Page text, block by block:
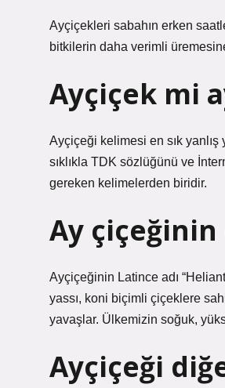
Ayçiçekleri sabahın erken
bitkilerin daha verimli
Ayçiçek mi
Ayçiçeği kelimesi en sık
sıklıkla TDK sözlüğünü ve
gereken kelimelerden biridir.
Ay
Ayçiçeğinin Latince adı
yassı, koni biçimli çiçeklere
yavaşlar. Ülkemizin soğuk,
Ayçiçeği